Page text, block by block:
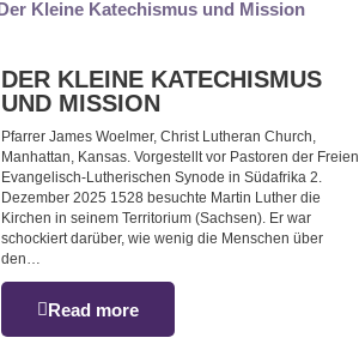
DER KLEINE KATECHISMUS
UND MISSION
Pfarrer James Woelmer, Christ Lutheran Church,
Manhattan, Kansas. Vorgestellt vor Pastoren der Freien
Evangelisch-Lutherischen Synode in Südafrika 2.
Dezember 2025 1528 besuchte Martin Luther die
Kirchen in seinem Territorium (Sachsen). Er war
schockiert darüber, wie wenig die Menschen über
den…
Read more